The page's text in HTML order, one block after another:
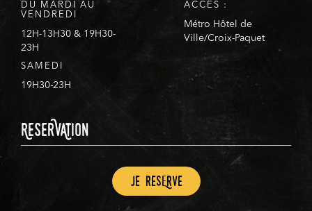
DU MARDI AU
VENDREDI
12H-13H30 & 19H30-
23H
SAMEDI
19H30-23H
ACCÈS :
Métro Hôtel de
Ville/Croix-Paquet
ReserVAtion
Je resErve